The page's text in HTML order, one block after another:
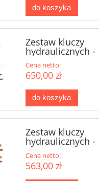
do koszyka
Zestaw kluczy
hydraulicznych -
szczękowych S 45°
Cena netto:
650,00 zł
do koszyka
Zestaw kluczy
hydraulicznych -
szczękowych 45°
Cena netto:
563,00 zł